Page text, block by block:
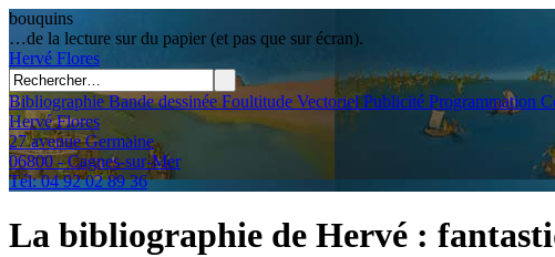
bouquins
…de la lecture sur du papier (et pas que sur écran).
Hervé Flores
BibliographieBande dessinée Foultitude VectorielPublicité Programmation
Hervé Flores
27 avenue Germaine
06800 - Cagnes-sur-Mer
Tél: 04 92 02 89 36
La bibliographie de Hervé :